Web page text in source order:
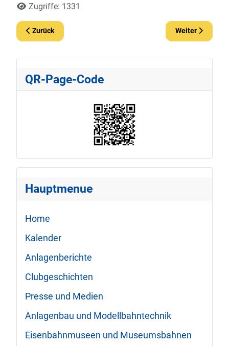
DetailsZugriffe: 1331
Vorheriger Beitrag: Salzburger Modell Eisenbahn Club
Zurück Nächster
Weiter
QR-Page-Code
Hauptmenue
Home
Kalender
Anlagenberichte
Clubgeschichten
Presse und Medien
Anlagenbau und Modellbahntechnik
Eisenbahnmuseen und Museumsbahnen